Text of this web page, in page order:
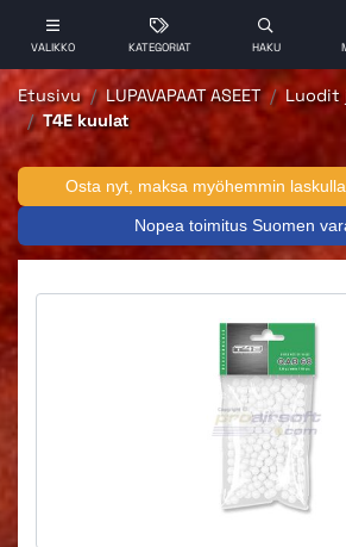
VALIKKO KATEGORIAT HAKU
Etusivu LUPAVAPAAT ASEET
Luodit
T4E kuulat
Osta nyt, maksa myöhemmin
Nopea toimitus Suomen